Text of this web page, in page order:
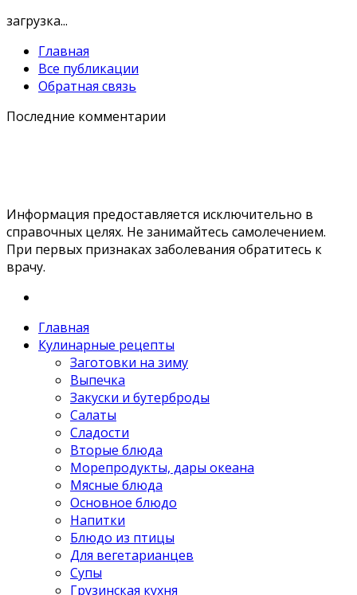
загрузка...
Главная
Все публикации
Обратная связь
Последние комментарии
Информация предоставляется исключительно в
справочных целях. Не занимайтесь самолечением.
При первых признаках заболевания обратитесь к
врачу.
Главная
Кулинарные рецепты
Заготовки на зиму
Выпечка
Закуски и бутерброды
Салаты
Сладости
Вторые блюда
Морепродукты, дары океана
Мясные блюда
Основное блюдо
Напитки
Блюдо из птицы
Для вегетарианцев
Супы
Грузинская кухня